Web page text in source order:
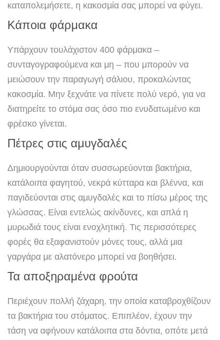
καταπολεμήσετε, η κακοσμία σας μπορεί να φύγει.
Κάποια φάρμακα
Υπάρχουν τουλάχιστον 400 φάρμακα –
συνταγογραφούμενα και μη – που μπορούν να
μειώσουν την παραγωγή σάλιου, προκαλώντας
κακοσμία. Μην ξεχνάτε να πίνετε πολύ νερό, για να
διατηρείτε το στόμα σας όσο πιο ενυδατωμένο και
φρέσκο γίνεται.
Πέτρες στις αμυγδαλές
Δημιουργούνται όταν συσσωρεύονται βακτήρια,
κατάλοιπα φαγητού, νεκρά κύτταρα και βλέννα, και
παγιδεύονται στις αμυγδαλές και το πίσω μέρος της
γλώσσας. Είναι εντελώς ακίνδυνες, και απλά η
μυρωδιά τους είναι ενοχλητική. Τις περισσότερες
φορές θα εξαφανιστούν μόνες τους, αλλά μια
γαργάρα με αλατόνερο μπορεί να βοηθήσει.
Τα αποξηραμένα φρούτα
Περιέχουν πολλή ζάχαρη, την οποία καταβροχθίζουν
τα βακτήρια του στόματος. Επιπλέον, έχουν την
τάση να αφήνουν κατάλοιπα στα δόντια, οπότε μετά